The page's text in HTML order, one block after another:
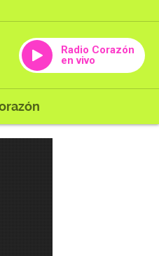
Radio Corazón
en vivo